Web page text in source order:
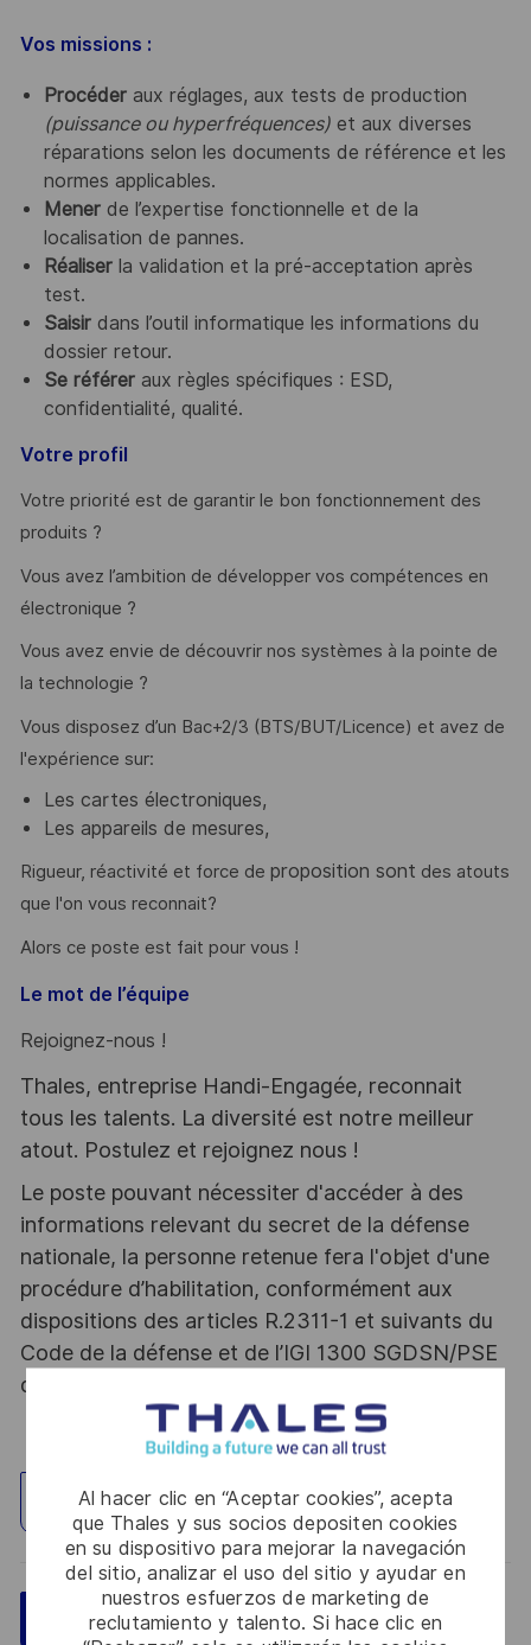
Al hacer clic en “Aceptar cookies”, acepta
que Thales y sus socios depositen cookies
en su dispositivo para mejorar la navegación
del sitio, analizar el uso del sitio y ayudar en
nuestros esfuerzos de marketing de
reclutamiento y talento. Si hace clic en
Vos missions :
Procéderaux réglages, aux tests de production
(puissance ou hyperfréquences)et aux diverses
réparations selon les documents de référence et les
normes applicables.
Menerde l’expertise fonctionnelle et de la
localisation de pannes.
Réaliserla validation et la pré-acceptation après
test.
Saisir dans l’outil informatique les informations du
dossier retour.
Se référeraux règles spécifiques : ESD,
confidentialité, qualité.
Votre profil
Votre priorité est de garantir le bon fonctionnement des
produits ?
Vous avez l’ambition de développer vos compétences en
électronique ?
Vous avez envie de découvrir nos systèmes à la pointe de
la technologie ?
Vous disposez d’un Bac+2/3 (BTS/BUT/Licence) et avez de
l'expérience sur:
Les cartes électroniques,
Les appareils de mesures,
Rigueur, réactivité et force de proposition sont des atouts
que l'on vous reconnait?
Alors ce poste est fait pour vous !
Le mot de l’équipe
Rejoignez-nous !
Thales, entreprise Handi-Engagée, reconnait
tous les talents. La diversité est notre meilleur
atout. Postulez et rejoignez nous !
Le poste pouvant nécessiter d'accéder à des
informations relevant du secret de la défense
nationale, la personne retenue fera l'objet d'une
procédure d’habilitation, conformément aux
dispositions des articles R.2311-1 et suivants du
Code de la défense et de l’IGI 1300 SGDSN/PSE
du 09 août 2021.
Explorar ubicación
Aplicar ahora Guardar